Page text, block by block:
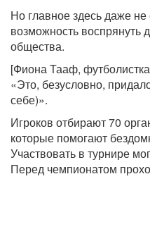
Но главное здесь даже
возможность воспрянуть
общества.
[Фиона Тааф,
«Это, безусловно,
себе)».
Игроков отбирают 70
которые помогают
Участвовать в турнире
Перед чемпионатом